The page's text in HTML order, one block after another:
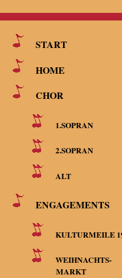
START
HOME
CHOR
1.SOPRAN
2.SOPRAN
ALT
ENGAGEMENTS
KULTURMEILE
WEIHNACHTS-
MARKT